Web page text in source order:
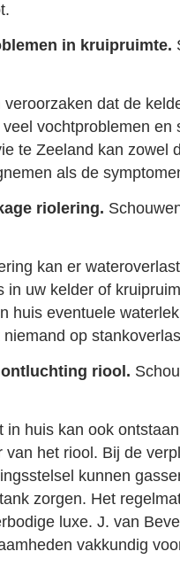
in kruipruimte.
dat de
vochtproblemen en
te Zeeland kan zowel
als de
riolering.
kan er
in uw kelder of
huis eventuele
op
riool.
in huis kan ook
het riool. Bij de
kunnen
zorgen. Het
luxe. J. van
vakkundig